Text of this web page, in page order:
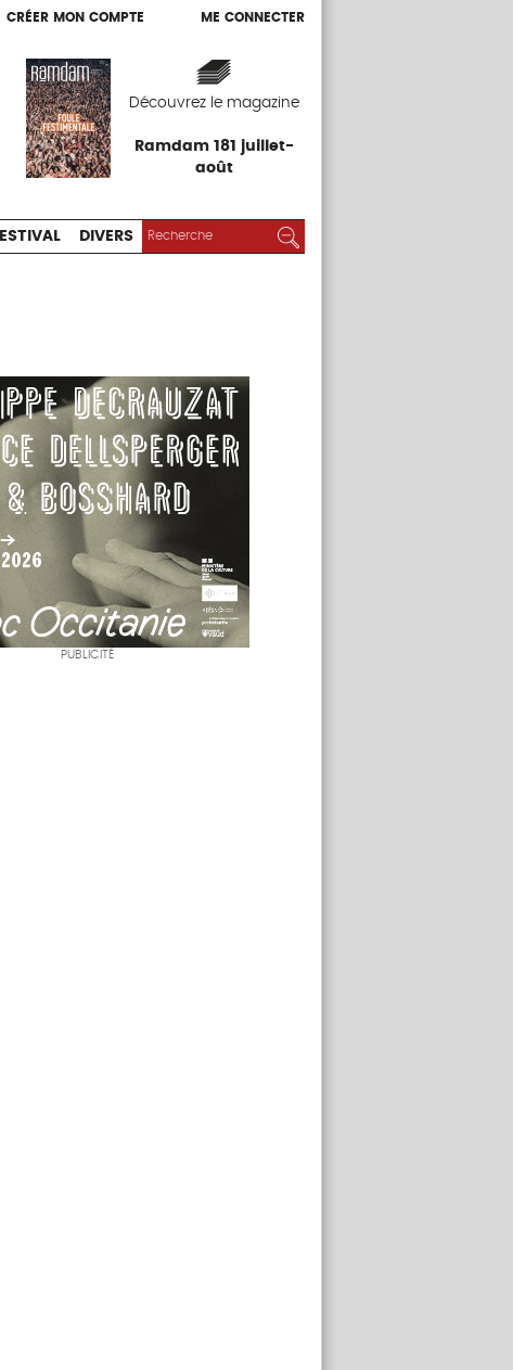
CRÉER MON COMPTE ME CONNECTER
Découvrez le magazine
Ramdam 181 juillet-
août
CRÉER MON COMPTE ME CONNECTER
EXPOS
DIVERS RECHERCHER :
PUBLICITÉ